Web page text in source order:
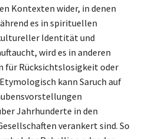
Kontexten wider, in denen
es in spirituellen
Identität und
wird es in anderen
für Rücksichtslosigkeit oder
kann Saruch auf
Jahrhunderte in den
verankert sind. So